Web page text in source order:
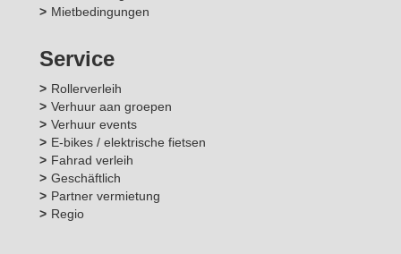
Mietbedingungen
Service
Rollerverleih
Verhuur aan groepen
Verhuur events
E-bikes / elektrische fietsen
Fahrad verleih
Geschäftlich
Partner vermietung
Regio